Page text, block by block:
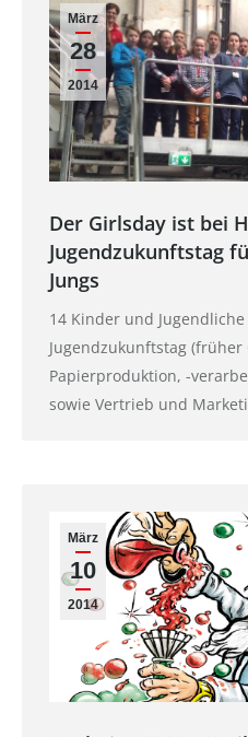
März
28
2014
Der Girlsday ist bei
Jugendzukunftstag
Jungs
14 Kinder und
Jugendzukunftstag (früher
Papierproduktion, -
sowie Vertrieb und
März
10
2014